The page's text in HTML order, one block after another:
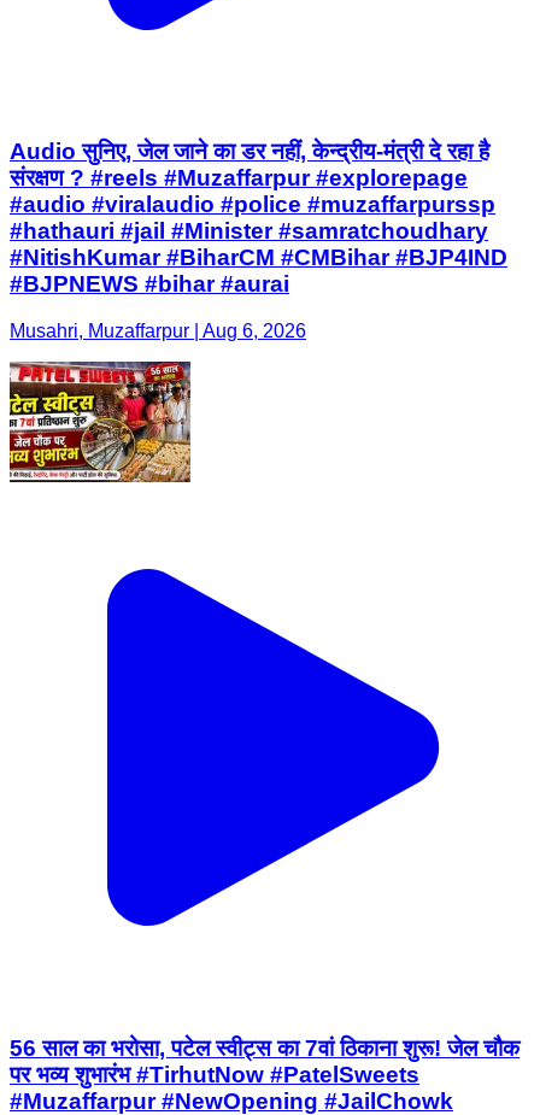
Audio सुनिए, जेल जाने का डर नहीं, केन्द्रीय-मंत्री दे रहा है
संरक्षण ? #reels #Muzaffarpur #explorepage
#audio #viralaudio #police #muzaffarpurssp
#hathauri #jail #Minister #samratchoudhary
#NitishKumar #BiharCM #CMBihar #BJP4IND
#BJPNEWS #bihar #aurai
Musahri, Muzaffarpur | Aug 6, 2026
56 साल का भरोसा, पटेल स्वीट्स का 7वां ठिकाना शुरू! जेल चौक
पर भव्य शुभारंभ #TirhutNow #PatelSweets
#Muzaffarpur #NewOpening #JailChowk